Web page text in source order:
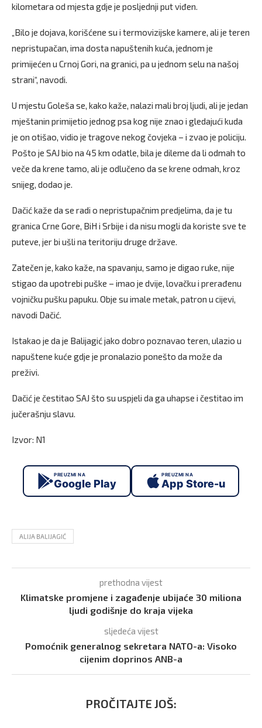
kilometara od mjesta gdje je posljednji put viđen.
„Bilo je dojava, korišćene su i termovizijske kamere, ali je teren
nepristupačan, ima dosta napuštenih kuća, jednom je
primijećen u Crnoj Gori, na granici, pa u jednom selu na našoj
strani“, navodi.
U mjestu Goleša se, kako kaže, nalazi mali broj ljudi, ali je jedan
mještanin primijetio jednog psa kog nije znao i gledajući kuda
je on otišao, vidio je tragove nekog čovjeka – i zvao je policiju.
Pošto je SAJ bio na 45 km odatle, bila je dileme da li odmah to
veče da krene tamo, ali je odlučeno da se krene odmah, kroz
snijeg, dodao je.
Dačić kaže da se radi o nepristupačnim predjelima, da je tu
granica Crne Gore, BiH i Srbije i da nisu mogli da koriste sve te
puteve, jer bi ušli na teritoriju druge države.
Zatečen je, kako kaže, na spavanju, samo je digao ruke, nije
stigao da upotrebi puške – imao je dvije, lovačku i prerađenu
vojničku pušku papuku. Obje su imale metak, patron u cijevi,
navodi Dačić.
Istakao je da je Balijagić jako dobro poznavao teren, ulazio u
napuštene kuće gdje je pronalazio ponešto da može da
preživi.
Dačić je čestitao SAJ što su uspjeli da ga uhapse i čestitao im
jučerašnju slavu.
Izvor: N1
PREUZMI NA
Google Play
PREUZMI NA
App Store-u
ALIJA BALIJAGIĆ
prethodna vijest
Klimatske promjene i zagađenje ubijaće 30 miliona
ljudi godišnje do kraja vijeka
sljedeća vijest
Pomoćnik generalnog sekretara NATO-a: Visoko
cijenim doprinos ANB-a
PROČITAJTE JOŠ: